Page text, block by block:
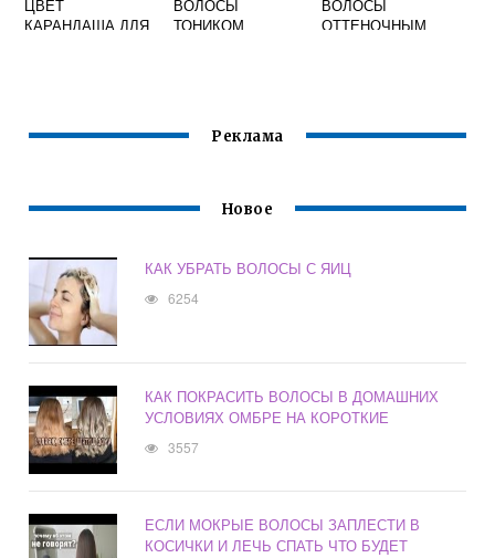
ЦВЕТ
КАРАНДАША ДЛЯ
ВОЛОСЫ
ТОНИКОМ
ВОЛОСЫ
ОТТЕНОЧНЫМ
Реклама
Новое
КАК УБРАТЬ ВОЛОСЫ С ЯИЦ
6254
КАК ПОКРАСИТЬ ВОЛОСЫ В ДОМАШНИХ
УСЛОВИЯХ ОМБРЕ НА КОРОТКИЕ
3557
ЕСЛИ МОКРЫЕ ВОЛОСЫ ЗАПЛЕСТИ В
КОСИЧКИ И ЛЕЧЬ СПАТЬ ЧТО БУДЕТ